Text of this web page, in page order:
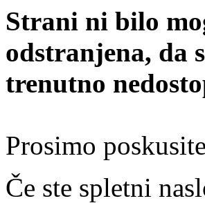
Strani ni bilo
odstranjena, da
trenutno
Prosimo
Če ste spletni